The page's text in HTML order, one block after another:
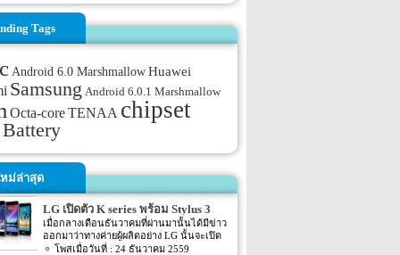
for anyone who is seeking a smartphone with
great looks, great […]
2017 โดยรุ่นใหม่นี้จะเป็นรุ่นในตระกูล K
series อย่าง K3, K4, K8, และ K10 และอีกรุ่น
หนึ่งจะเป็น Stylus 3 โดยรายละเอียดในตอน
นั้นไม่ได้ระบุอะไรออกมามากนัก แต่ล่าสุดนี้
ข่าวล่าสุดของแต่ละรุ่นนั้น ตามข่าวระบุออก
มาว่า Smartphone ในตระกูล K series อย่าง
K3, K4, K8, และ K10 นั้นจะถูกเปิดตัวออก
มาภายในงาน CES 2017 ที่จะถึงนี้แน่นอน อีก
ทั้งตามข่าวยังได้ระบุ Spec ของตัวเครื่องออก
มาอีกด้วย โดย K10 (2017) จะถูกขับเคลื่อน
จอแสดงผลขนาด 5.3 นิ้ว หน้าจอเป็นแบบ
HD […]
Tags
Android 6.0 MarshmallowHuawei
Samsung Android 6.0.1 Marshmallow
Octa-coreTENAA chipset
Battery
ม่ล่าสุด
LG เปิดตัว K series พร้อม Stylus 3
ออกมาแล้ว
เมื่อกลางเดือนธันวาคมที่ผ่านมานั้นได้มีข่าว
ออกมาว่าทางค่ายผู้ผลิตอย่าง LG นั้นจะเปิด
ตัว Smartphone mid-range 3 รุ่นใหม่ออกมา
24 ธันวาคม 2559